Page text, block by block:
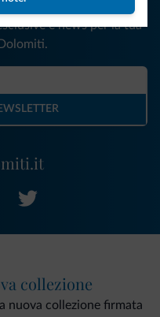
e news per la tua
collezione
nuova collezione firmata